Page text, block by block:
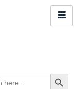
Search